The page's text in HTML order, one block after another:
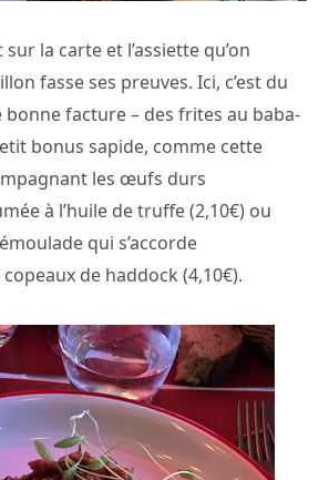
sur la carte et l’assiette qu’on
fasse ses preuves. Ici, c’est du
bonne facture – des frites au baba-
bonus sapide, comme cette
les œufs durs
à l’huile de truffe (2,10€) ou
qui s’accorde
de haddock (4,10€).